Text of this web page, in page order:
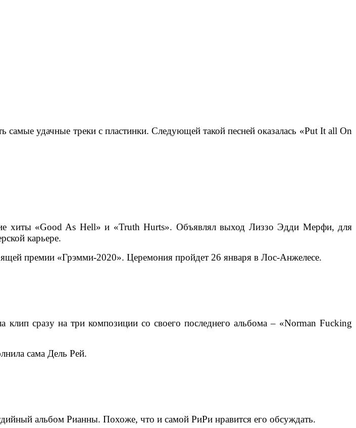
удачные треки с пластинки. Следующей такой песней оказалась «Put It all On
хиты «Good As Hell» и «Truth Hurts». Объявлял выход Лиззо Эдди Мерфи, для
карьере.
премии «Грэмми-2020». Церемония пройдет 26 января в Лос-Анжелесе.
сразу на три композиции со своего последнего альбома – «Norman Fucking
сама Дель Рей.
альбом Рианны. Похоже, что и самой РиРи нравится его обсуждать.